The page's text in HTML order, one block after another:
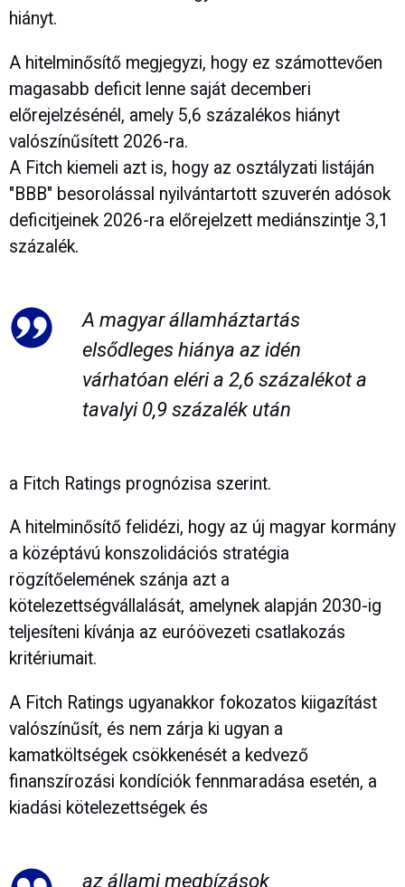
hiányt.
A hitelminősítő megjegyzi, hogy ez számottevően
magasabb deficit lenne saját decemberi
előrejelzésénél, amely 5,6 százalékos hiányt
valószínűsített 2026-ra.
A Fitch kiemeli azt is, hogy az osztályzati listáján
"BBB" besorolással nyilvántartott szuverén adósok
deficitjeinek 2026-ra előrejelzett mediánszintje 3,1
százalék.
A magyar államháztartás
elsődleges hiánya az idén
várhatóan eléri a 2,6 százalékot a
tavalyi 0,9 százalék után
a Fitch Ratings prognózisa szerint.
A hitelminősítő felidézi, hogy az új magyar kormány
a középtávú konszolidációs stratégia
rögzítőelemének szánja azt a
kötelezettségvállalását, amelynek alapján 2030-ig
teljesíteni kívánja az euróövezeti csatlakozás
kritériumait.
A Fitch Ratings ugyanakkor fokozatos kiigazítást
valószínűsít, és nem zárja ki ugyan a
kamatköltségek csökkenését a kedvező
finanszírozási kondíciók fennmaradása esetén, a
kiadási kötelezettségek és
az állami megbízások